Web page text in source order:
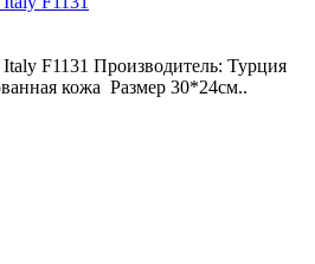
F1131 Производитель: Турция
кожа Размер 30*24см..